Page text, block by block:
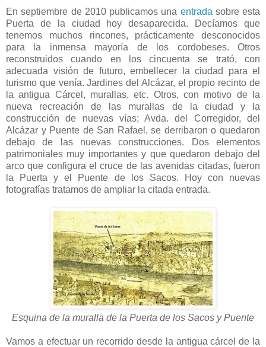
En septiembre de 2010 publicamos una entrada sobre esta
Puerta de la ciudad hoy desaparecida. Decíamos que
tenemos muchos rincones, prácticamente desconocidos
para la inmensa mayoría de los cordobeses. Otros
reconstruidos cuando en los cincuenta se trató, con
adecuada visión de futuro, embellecer la ciudad para el
turismo que venía. Jardines del Alcázar, el propio recinto de
la antigua Cárcel, murallas, etc. Otros, con motivo de la
nueva recreación de las murallas de la ciudad y la
construcción de nuevas vías; Avda. del Corregidor, del
Alcázar y Puente de San Rafael, se derribaron o quedaron
debajo de las nuevas construcciones. Dos elementos
patrimoniales muy importantes y que quedaron debajo del
arco que configura el cruce de las avenidas citadas, fueron
la Puerta y el Puente de los Sacos. Hoy con nuevas
fotografías tratamos de ampliar la citada entrada.
Esquina de la muralla de la Puerta de los Sacos y Puente
Vamos a efectuar un recorrido desde la antigua cárcel de la